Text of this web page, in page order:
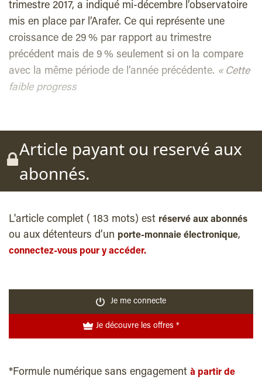
trimestre 2017, a indiqué mi-décembre l’observatoire
mis en place par l’Arafer. Ce qui représente une
croissance de 29 % par rapport au trimestre
précédent mais de 9 % seulement si on la compare
avec la même période de l’année précédente. « Cette
faible progress
Article payant ou reservé aux
abonnés.
L'article complet ( 183 mots) est réservé aux abonnés
ou aux détenteurs d’un porte-monnaie électronique,
connectez-vous pour y accéder.
Je me connecte
Je découvre les offres *
*Formule numérique sans engagement à partir de